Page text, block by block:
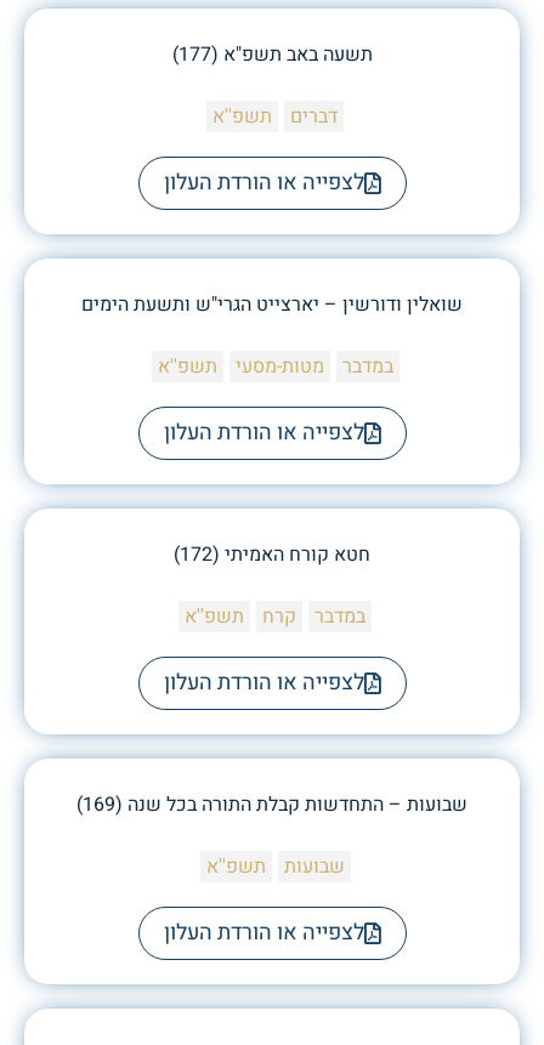
תשעה באב תשפ"א (177)
דברים תשפ''א
לצפייה או הורדת העלון
שואלין ודורשין – יארצייט הגרי"ש ותשעת הימים
במדבר מטות-מסעי תשפ''א
לצפייה או הורדת העלון
חטא קורח האמיתי (172)
במדבר קרח תשפ''א
לצפייה או הורדת העלון
שבועות – התחדשות קבלת התורה בכל שנה (169)
שבועות תשפ''א
לצפייה או הורדת העלון